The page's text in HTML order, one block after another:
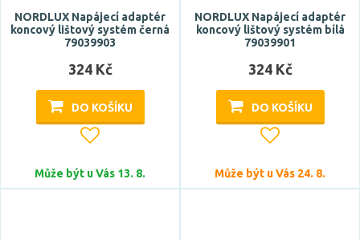
NORDLUX Napájecí adaptér
koncový lištový systém černá
79039903
324 Kč
DO KOŠÍKU
Může být u Vás 13. 8.
NORDLUX Napájecí adaptér
koncový lištový systém bílá
79039901
324 Kč
DO KOŠÍKU
Může být u Vás 24. 8.